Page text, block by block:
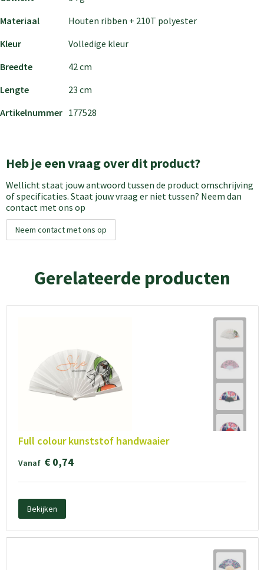
Materiaal
Houten ribben + 210T polyester
Kleur
Volledige kleur
Breedte
42 cm
Lengte
23 cm
Artikelnummer 177528
Heb je een vraag over dit product?
Wellicht staat jouw antwoord tussen de product omschrijving
of specificaties. Staat jouw vraag er niet tussen? Neem dan
contact met ons op
Neem contact met ons op
Gerelateerde producten
Full colour kunststof handwaaier
Vanaf € 0,74
Bekijken